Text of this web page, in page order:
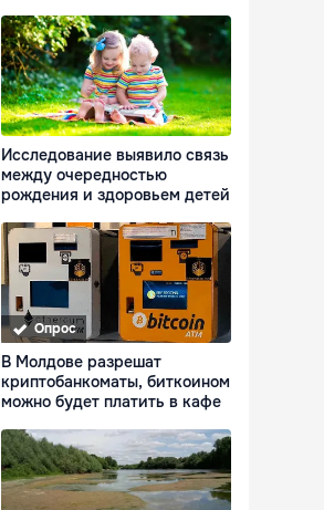
Исследование выявило связь
между очередностью
рождения и здоровьем детей
Опрос
В Молдове разрешат
криптобанкоматы, биткоином
можно будет платить в кафе